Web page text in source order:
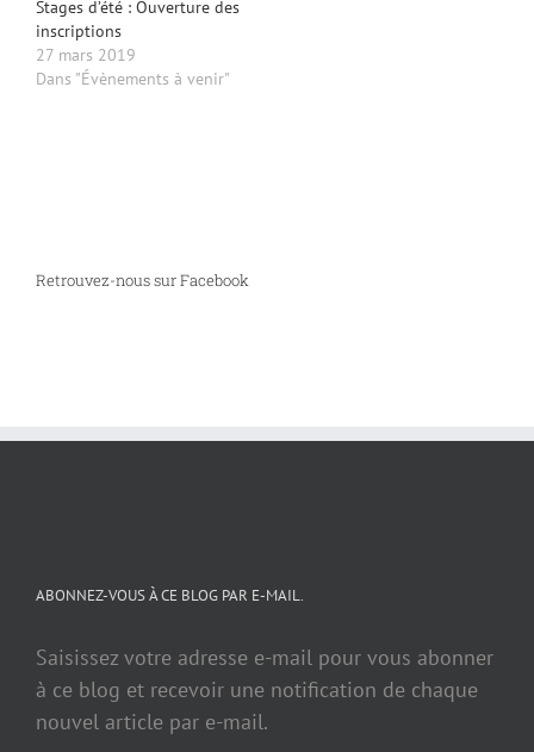
Stages d’été : Ouverture des
inscriptions
27 mars 2019
Dans "Évènements à venir"
Retrouvez-nous sur Facebook
ABONNEZ-VOUS À CE BLOG PAR E-MAIL.
Saisissez votre adresse e-mail pour vous abonner
à ce blog et recevoir une notification de chaque
nouvel article par e-mail.